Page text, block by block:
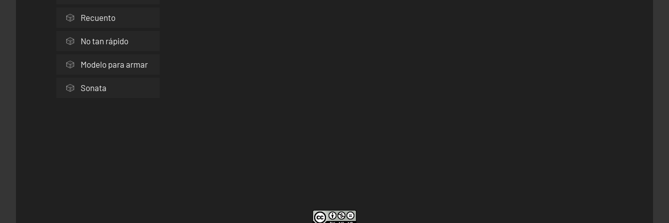
Recuento
No tan rápido
Modelo para armar
Sonata